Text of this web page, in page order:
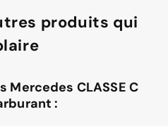
produits qui
Mercedes CLASSE C
: